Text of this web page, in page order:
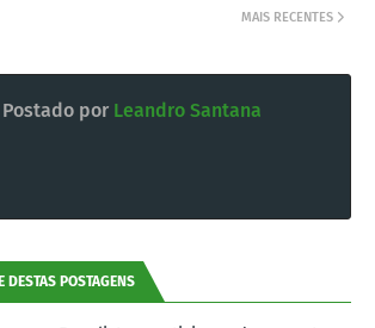
MAIS RECENTES
Postado por Leandro Santana
DESTAS POSTAGENS